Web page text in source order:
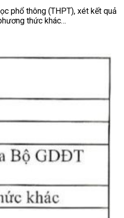
phổ thông (THPT), xét kết quả
thức khác…